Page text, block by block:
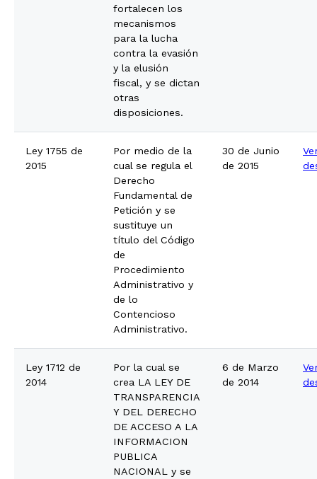
fortalecen los
mecanismos
para la lucha
contra la evasión
y la elusión
fiscal, y se dictan
otras
disposiciones.
Ley 1755 de
2015
Por medio de la
cual se regula el
Derecho
Fundamental de
Petición y se
sustituye un
título del Código
de
Procedimiento
Administrativo y
de lo
Contencioso
Administrativo.
30 de Junio
de 2015
Ley 1712 de
2014
Por la cual se
crea LA LEY DE
TRANSPARENCIA
Y DEL DERECHO
DE ACCESO A LA
INFORMACION
PUBLICA
NACIONAL y se
6 de Marzo
de 2014